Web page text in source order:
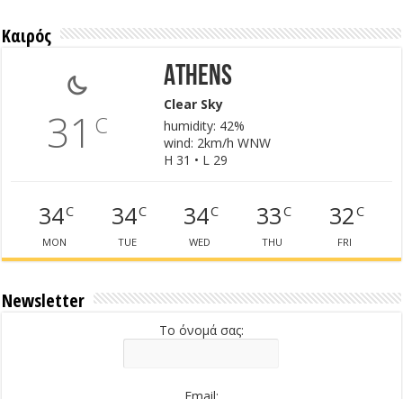
Καιρός
31 C
Athens
Clear Sky
humidity: 42%
wind: 2km/h WNW
H 31 • L 29
34C
MON
34C
TUE
34C
WED
33C
THU
32C
FRI
Newsletter
Το όνομά σας: